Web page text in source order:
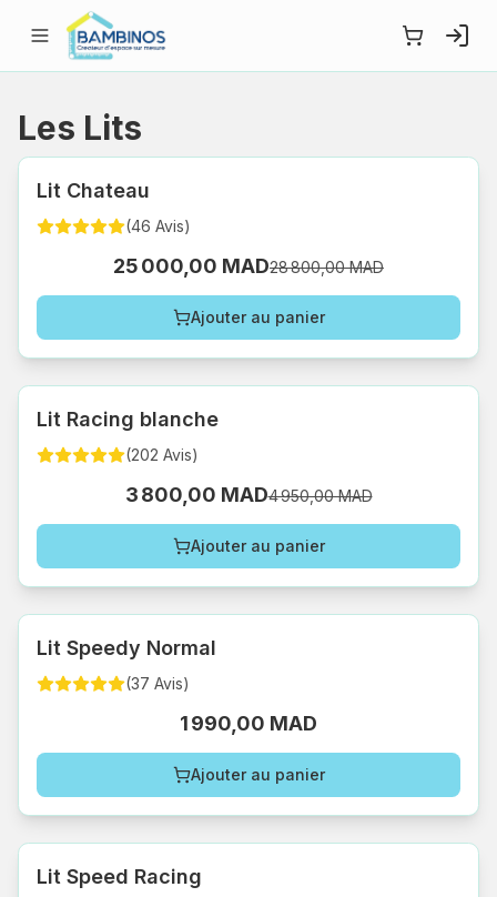
Les Lits
Lit Chateau
(46 Avis)
25 000,00 MAD28 800,00 MAD
Ajouter au panier
Lit Racing blanche
(202 Avis)
3 800,00 MAD4 950,00 MAD
Ajouter au panier
Lit Speedy Normal
(37 Avis)
1 990,00 MAD
Ajouter au panier
Lit Speed Racing